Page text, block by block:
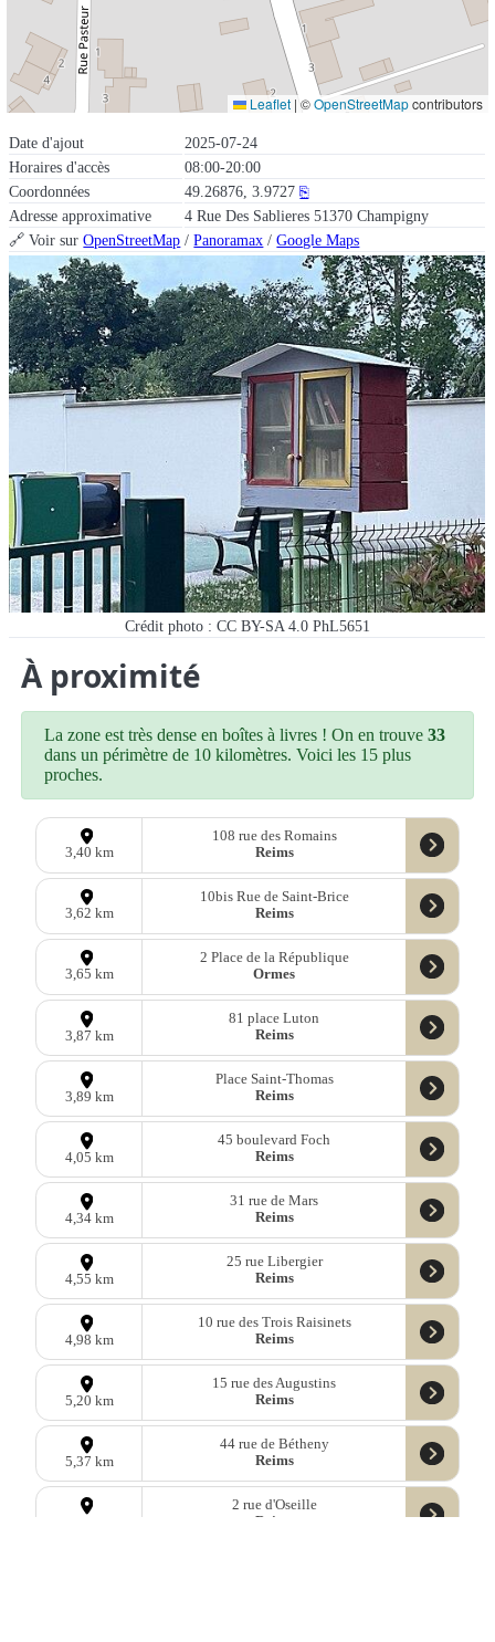
Date d'ajout
2025-07-24
Horaires d'accès
08:00-20:00
Coordonnées
49.26876, 3.9727 ⎘
Adresse approximative
4 Rue Des Sablieres 51370 Champigny
🔗 Voir surOpenStreetMap /Panoramax /Google Maps
Crédit photo : CC BY-SA 4.0 PhL5651
Leaflet | ©OpenStreetMapcontributors
À proximité
La zone est très dense en boîtes à livres ! On en trouve33
dans un périmètre de 10 kilomètres. Voici les 15 plus
proches.
3,40 km
108 rue des Romains
Reims
3,62 km
10bis Rue de Saint-Brice
Reims
3,65 km
2 Place de la République
Ormes
3,87 km
81 place Luton
Reims
3,89 km
Place Saint-Thomas
Reims
4,05 km
45 boulevard Foch
Reims
4,34 km
31 rue de Mars
Reims
4,55 km
25 rue Libergier
Reims
4,98 km
10 rue des Trois Raisinets
Reims
5,20 km
15 rue des Augustins
Reims
5,37 km
44 rue de Bétheny
Reims
2 rue d'Oseille
Reims